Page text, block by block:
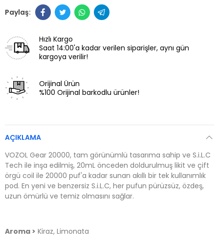
Hızlı Kargo
Saat 14:00'a kadar verilen siparişler, aynı gün
kargoya verilir!
Orijinal Ürün
%100 Orijinal barkodlu ürünler!
AÇIKLAMA
VOZOL Gear 20000, tam görünümlü tasarıma sahip ve S.i.L.C
Tech ile inşa edilmiş, 20mL önceden doldurulmuş likit ve çift
örgü coil ile 20000 puf'a kadar sunan akıllı bir tek kullanımlık
pod. En yeni ve benzersiz S.i.L.C, her pufun pürüzsüz, özdeş,
uzun ömürlü ve temiz olmasını sağlar.
Aroma > Kiraz, Limonata